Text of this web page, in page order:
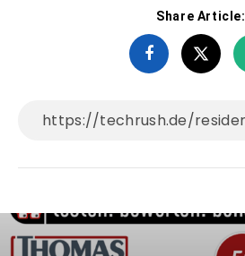
Share Article: